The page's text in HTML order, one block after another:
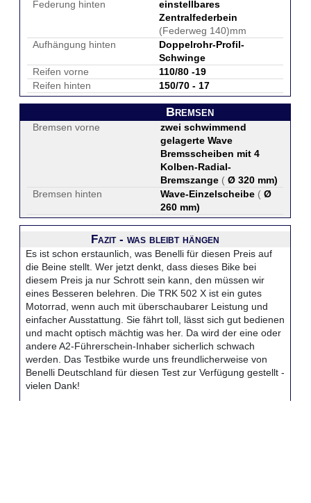
Federung hinten
einstellbares
Zentralfederbein
(Federweg 140)mm
Aufhängung hinten
Doppelrohr-Profil-
Schwinge
Reifen vorne
110/80 -19
Reifen hinten
150/70 - 17
Bremsen
Bremsen vorne
zwei schwimmend
gelagerte Wave
Bremsscheiben mit 4
Kolben-Radial-
Bremszange ( Ø 320 mm)
Bremsen hinten
Wave-Einzelscheibe ( Ø
260 mm)
Fazit - was bleibt hängen
Es ist schon erstaunlich, was Benelli für diesen Preis auf
die Beine stellt. Wer jetzt denkt, dass dieses Bike bei
diesem Preis ja nur Schrott sein kann, den müssen wir
eines Besseren belehren. Die TRK 502 X ist ein gutes
Motorrad, wenn auch mit überschaubarer Leistung und
einfacher Ausstattung. Sie fährt toll, lässt sich gut bedienen
und macht optisch mächtig was her. Da wird der eine oder
andere A2-Führerschein-Inhaber sicherlich schwach
werden. Das Testbike wurde uns freundlicherweise von
Benelli Deutschland für diesen Test zur Verfügung gestellt -
vielen Dank!